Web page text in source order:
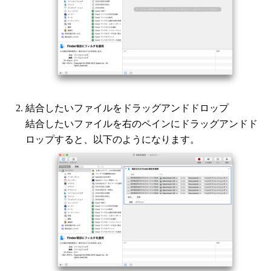
結合したいファイルをドラッグアンドドロップ
結合したいファイルを右のペインにドラッグアンドド
ロップすると、以下のようになります。